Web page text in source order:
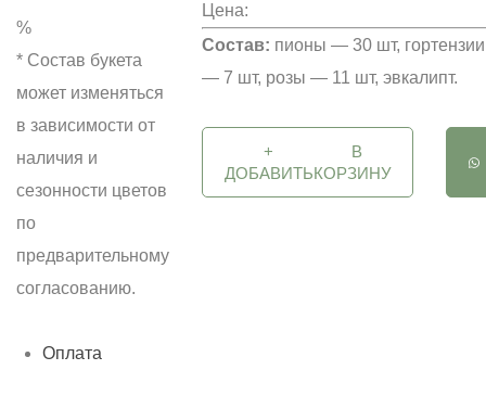
%
* Состав букета
может изменяться
в зависимости от
наличия и
сезонности цветов
по
предварительному
согласованию.
Цена:
Состав: пионы — 30 шт,
— 7 шт, розы — 11 шт, эвкалипт.
+
ДОБАВИТЬ
В
КОРЗИНУ
Оплата